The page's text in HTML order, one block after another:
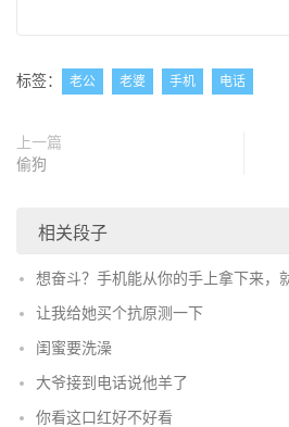
标签： 老公 老婆 手机 电话
上一篇
偷狗
相关段子
想奋斗？手机能从你的手上拿下来，
让我给她买个抗原测一下
闺蜜要洗澡
大爷接到电话说他羊了
你看这口红好不好看